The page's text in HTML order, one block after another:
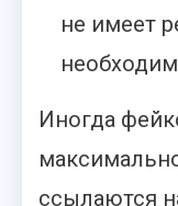
не имеет
Иногда
ссылаются